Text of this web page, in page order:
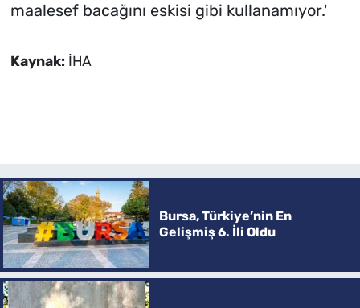
maalesef bacağını eskisi gibi kullanamıyor.'
Kaynak: İHA
Bursa, Türkiye’nin En
Gelişmiş 6. İli Oldu